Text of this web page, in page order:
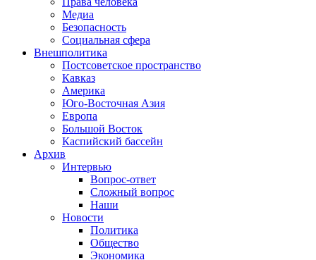
Медиа
Безопасность
Социальная сфера
Внешполитика
Постсоветское пространство
Кавказ
Америка
Юго-Восточная Азия
Европа
Большой Восток
Каспийский бассейн
Архив
Интервью
Вопрос-ответ
Сложный вопрос
Наши
Новости
Политика
Общество
Экономика